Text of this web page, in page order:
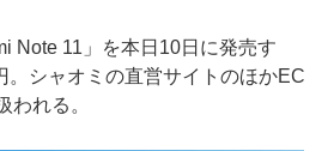
Note 11」を本日10日に発売す
。シャオミの直営サイトのほかEC
われる。